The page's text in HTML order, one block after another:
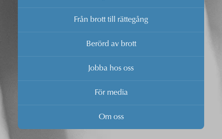
Från brott till rättegång
Berörd av brott
Jobba hos oss
För media
Om oss